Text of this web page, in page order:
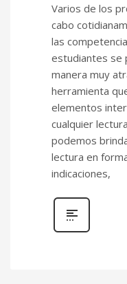
Varios de los
cabo
las
estudiantes se
manera muy
herramienta
elementos
cualquier
podemos
lectura en
indicaciones,